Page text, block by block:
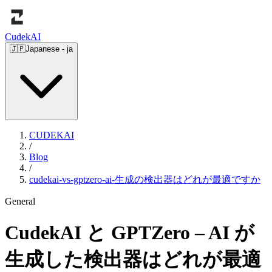
CudekAI
🇯🇵Japanese - ja
CUDEKAI
/
Blog
/
cudekai-vs-gptzero-ai-生成の検出器はどれが最適ですか
General
CudekAI と GPTZero – AI が
生成した検出器はどれが最適